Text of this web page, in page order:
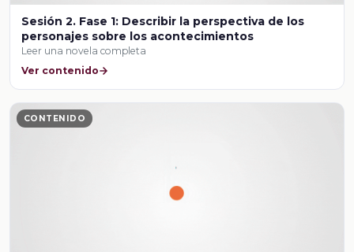
Sesión 2. Fase 1: Describir la perspectiva de los
personajes sobre los acontecimientos
Leer una novela completa
Ver contenido
CONTENIDO